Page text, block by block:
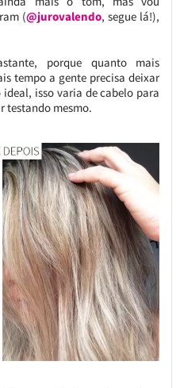
(@jurovalendo, segue lá!),
porque quanto mais
tempo a gente precisa deixar
isso varia de cabelo para
testando mesmo.